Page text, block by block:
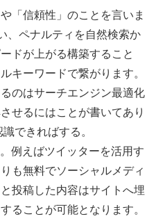
「信頼性」のことを言いま
、ペナルティを自然検索か
ドが上がる構築すること
キーワードで繋がります。
のはサーチエンジン最適化
せるにはことが書いてあり
できればする。
例えばツイッターを活用す
も無料でソーシャルメディ
投稿した内容はサイトへ埋
ることが可能となります。